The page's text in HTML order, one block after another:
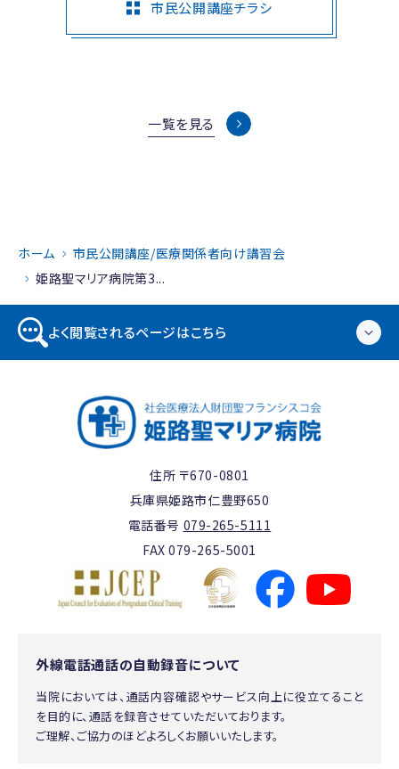
市民公開講座チラシ
一覧を見る
ホーム
市民公開講座/医療関係者向け講習会
姫路聖マリア病院第3...
よく閲覧されるページはこちら
住所 〒670-0801
兵庫県姫路市仁豊野650
電話番号 079-265-5111
FAX 079-265-5001
外線電話通話の自動録音について
当院においては、通話内容確認やサービス向上に役立てること
を目的に、通話を録音させていただいております。
ご理解、ご協力のほどよろしくお願いいたします。